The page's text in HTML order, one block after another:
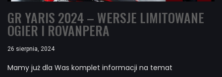
GR YARIS 2024 – WERSJE LIMITOWANE
OGIER I ROVANPERA
26 sierpnia, 2024
Mamy już dla Was komplet informacji na temat